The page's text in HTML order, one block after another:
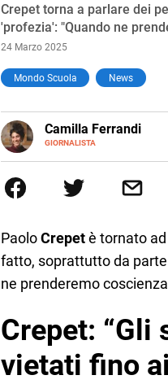
Crepet torna a parlare dei
'profezia': "Quando ne
24 Marzo 2025
Mondo Scuola News
Camilla Ferrandi
GIORNALISTA
E-
MAIL
LINKEDIN
più fermata. L’attualità
la mente.
PaoloCrepetè tornato
fatto, soprattutto da
ne prenderemo coscienza
Crepet: “Gli
vietati fino